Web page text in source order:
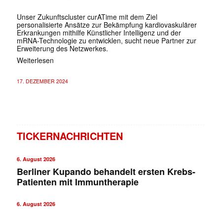
Unser Zukunftscluster curATime mit dem Ziel
personalisierte Ansätze zur Bekämpfung kardiovaskulärer
Erkrankungen mithilfe Künstlicher Intelligenz und der
mRNA-Technologie zu entwicklen, sucht neue Partner zur
Erweiterung des Netzwerkes.
Weiterlesen
17. DEZEMBER 2024
TICKERNACHRICHTEN
6. August 2026
Berliner Kupando behandelt ersten Krebs-
Patienten mit Immuntherapie
6. August 2026